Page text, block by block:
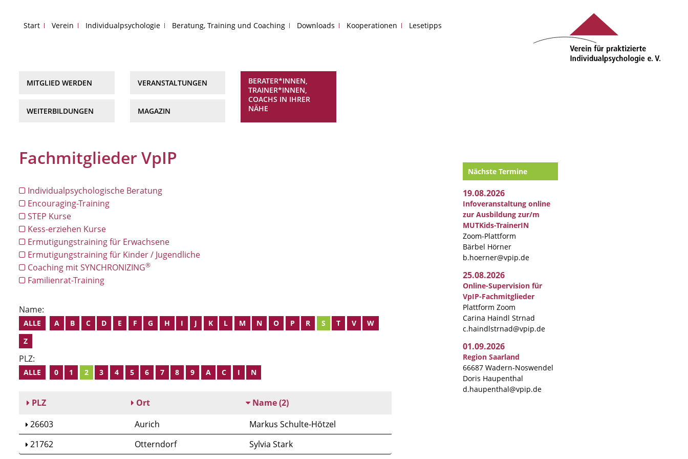
Start Verein Individualpsychologie Beratung, Training und Coaching Downloads Kooperationen Lesetipps
MITGLIED WERDEN
WEITERBILDUNGEN
VERANSTALTUNGEN
MAGAZIN
BERATER*INNEN,
TRAINER*INNEN,
COACHS IN IHRER
NÄHE
Fachmitglieder VpIP
Individualpsychologische Beratung
Encouraging-Training
STEP Kurse
Kess-erziehen Kurse
Ermutigungstraining für Erwachsene
Ermutigungstraining für Kinder / Jugendliche
Coaching mit SYNCHRONIZING®
Familienrat-Training
Name:
ALLE A B C D E F G H I J K L M N O P R S T V
W
Z
PLZ:
ALLE 0 1 2 3 4 5 6 7 8 9 A C I N
PLZ Ort Name(2)
26603
Aurich
Markus Schulte-Hötzel
21762
Otterndorf Sylvia Stark
Nächste Termine
19.08.2026
Infoveranstaltung online
zur Ausbildung zur/m
MUTKids-TrainerIN
Zoom-Plattform
Bärbel Hörner
b.hoerner@vpip.de
25.08.2026
Online-Supervision für
VpIP-Fachmitglieder
Plattform Zoom
Carina Haindl Strnad
c.haindlstrnad@vpip.de
01.09.2026
Region Saarland
66687 Wadern-Noswendel
Doris Haupenthal
d.haupenthal@vpip.de